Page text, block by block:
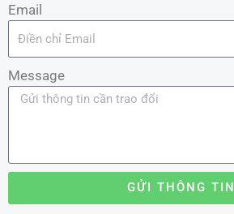
Email
Message
GỬI THÔNG TIN